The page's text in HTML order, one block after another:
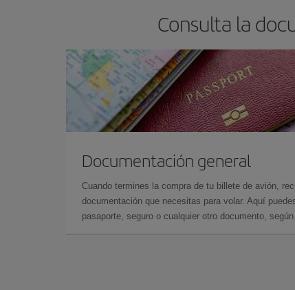
Consulta la
Documentación general
Cuando termines la compra de tu billete de avión,
documentación que necesitas para volar. Aquí
pasaporte, seguro o cualquier otro documento,